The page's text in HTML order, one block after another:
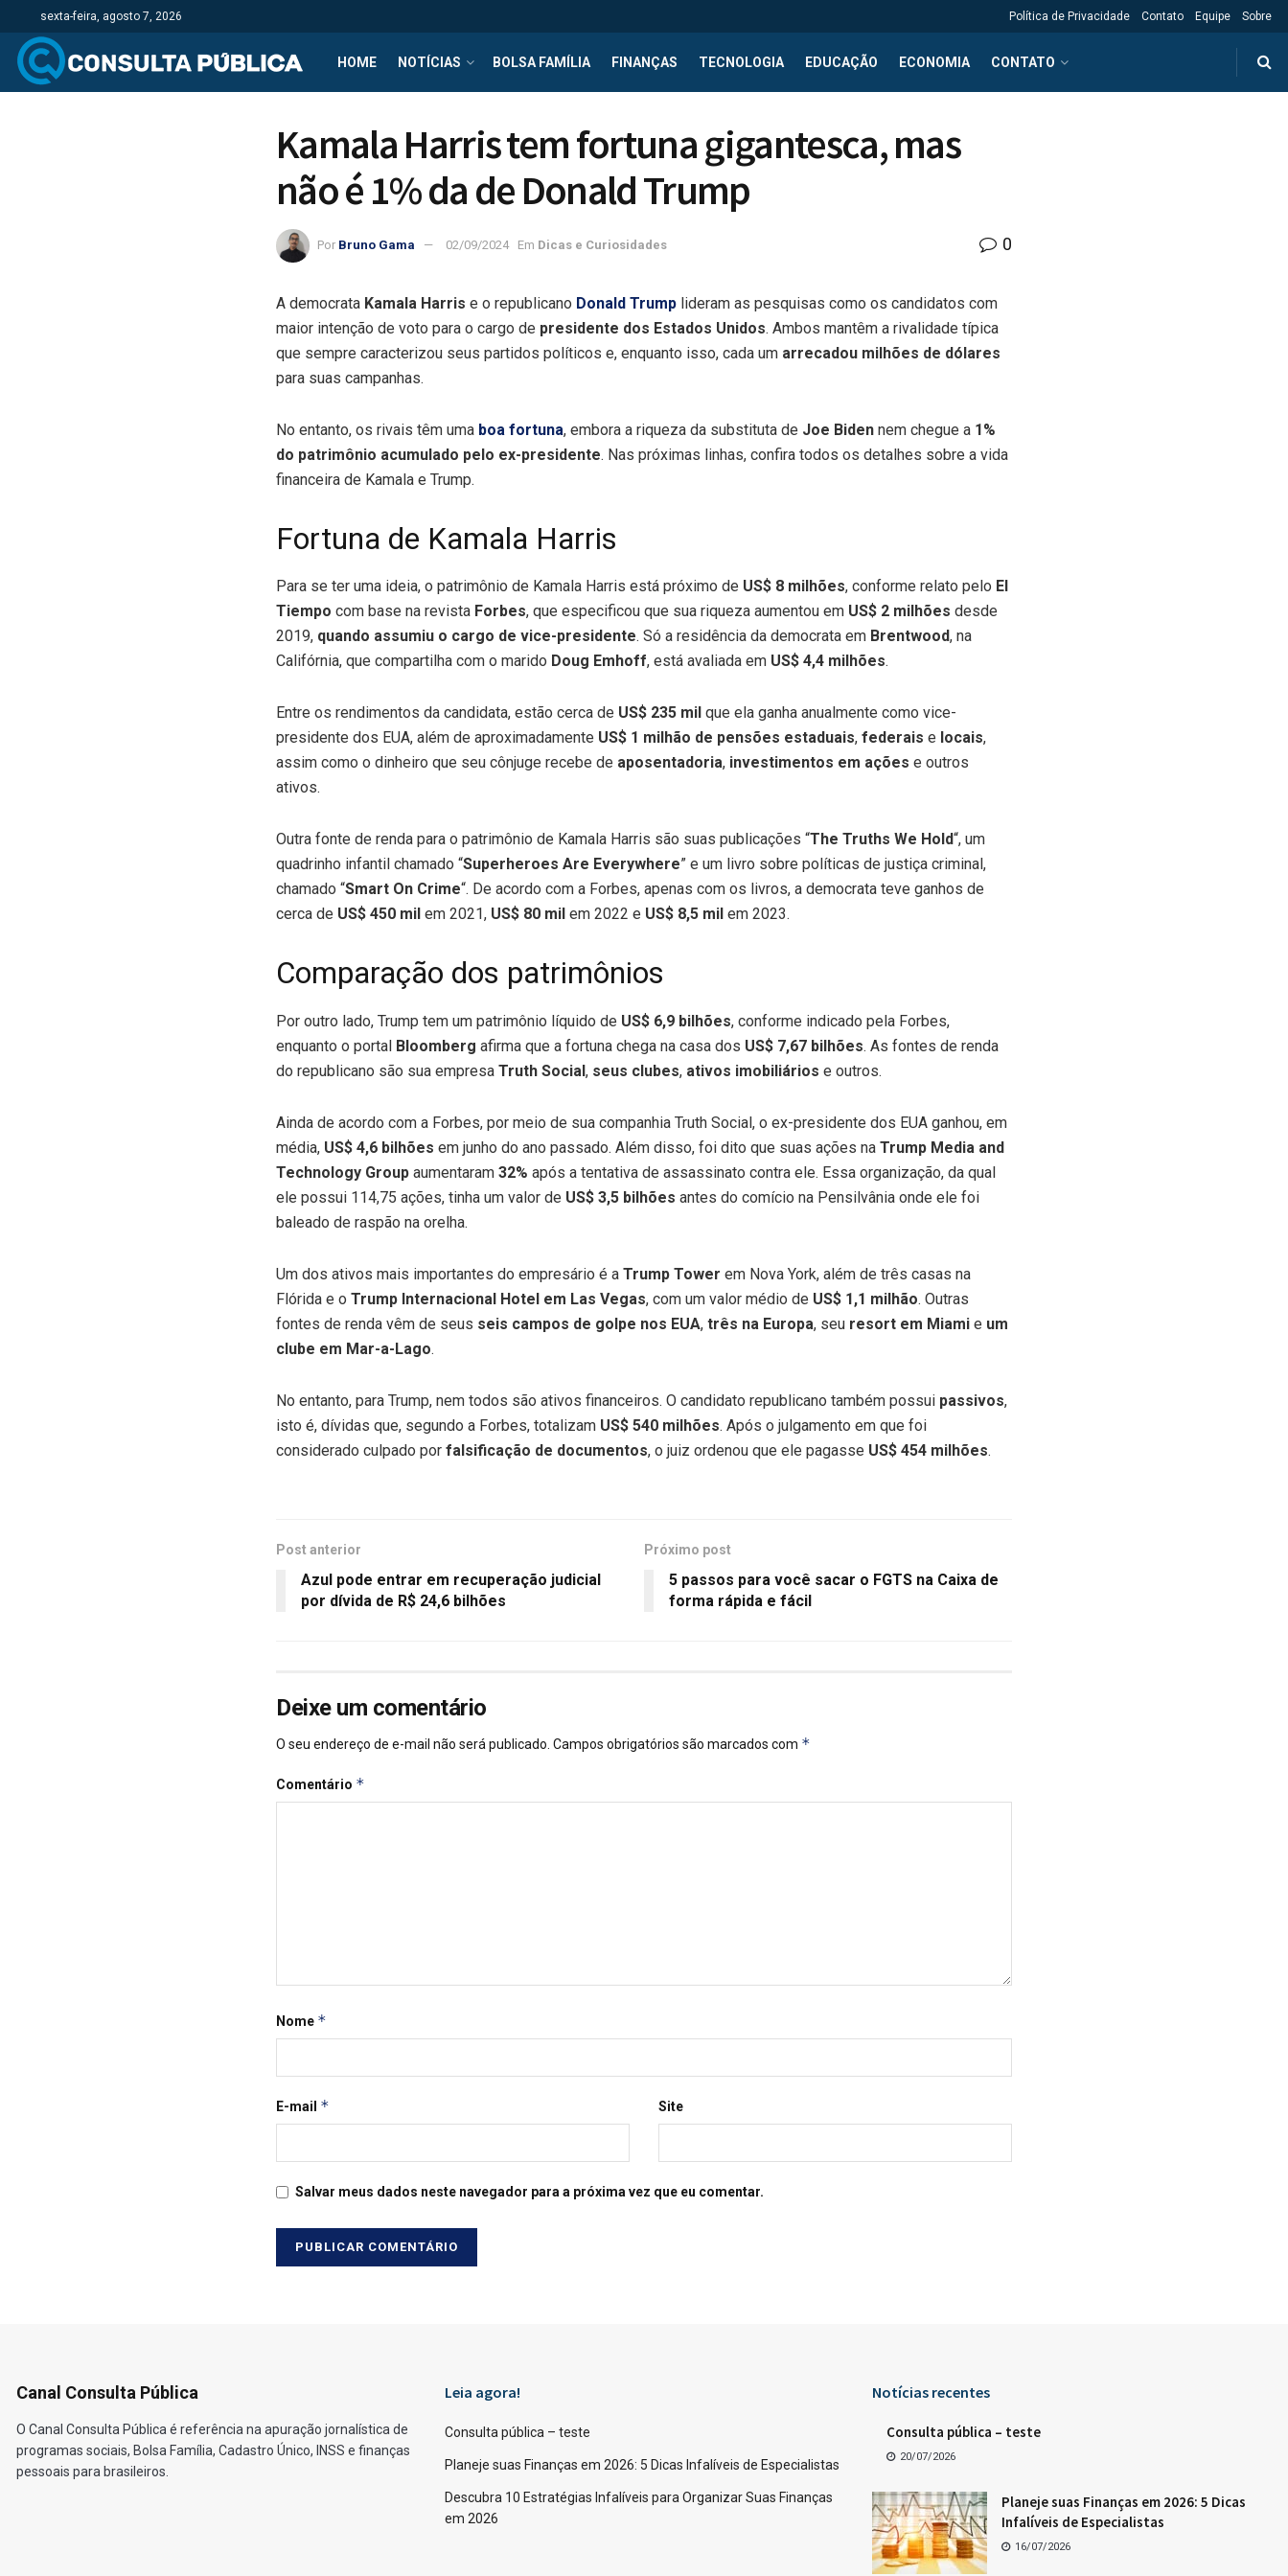
sexta-feira, agosto 7, 2026 Política de Privacidade Contato Equipe Sobre
HOME NOTÍCIAS BOLSA FAMÍLIA FINANÇAS TECNOLOGIA EDUCAÇÃO ECONOMIA CONTATO
Kamala Harris tem fortuna gigantesca, mas
não é 1% da de Donald Trump
Por Bruno Gama 02/09/2024 Em Dicas e Curiosidades 0
A democrata Kamala Harris e o republicano Donald Trump lideram as pesquisas como os candidatos com
maior intenção de voto para o cargo de presidente dos Estados Unidos. Ambos mantêm a rivalidade típica
que sempre caracterizou seus partidos políticos e, enquanto isso, cada um arrecadou milhões de dólares
para suas campanhas.
No entanto, os rivais têm uma boa fortuna, embora a riqueza da substituta de Joe Biden nem chegue a 1%
do patrimônio acumulado pelo ex-presidente. Nas próximas linhas, confira todos os detalhes sobre a vida
financeira de Kamala e Trump.
Fortuna de Kamala Harris
Para se ter uma ideia, o patrimônio de Kamala Harris está próximo de US$ 8 milhões, conforme relato pelo El
Tiempo com base na revista Forbes, que especificou que sua riqueza aumentou em US$ 2 milhões desde
2019, quando assumiu o cargo de vice-presidente. Só a residência da democrata em Brentwood, na
Califórnia, que compartilha com o marido Doug Emhoff, está avaliada em US$ 4,4 milhões.
Entre os rendimentos da candidata, estão cerca de US$ 235 mil que ela ganha anualmente como vice-
presidente dos EUA, além de aproximadamente US$ 1 milhão de pensões estaduais, federais e locais,
assim como o dinheiro que seu cônjuge recebe de aposentadoria, investimentos em ações e outros
ativos.
Outra fonte de renda para o patrimônio de Kamala Harris são suas publicações “The Truths We Hold“, um
quadrinho infantil chamado “Superheroes Are Everywhere” e um livro sobre políticas de justiça criminal,
chamado “Smart On Crime“. De acordo com a Forbes, apenas com os livros, a democrata teve ganhos de
cerca de US$ 450 mil em 2021, US$ 80 mil em 2022 e US$ 8,5 mil em 2023.
Comparação dos patrimônios
Por outro lado, Trump tem um patrimônio líquido de US$ 6,9 bilhões, conforme indicado pela Forbes,
enquanto o portal Bloomberg afirma que a fortuna chega na casa dos US$ 7,67 bilhões. As fontes de renda
do republicano são sua empresa Truth Social, seus clubes, ativos imobiliários e outros.
Ainda de acordo com a Forbes, por meio de sua companhia Truth Social, o ex-presidente dos EUA ganhou, em
média, US$ 4,6 bilhões em junho do ano passado. Além disso, foi dito que suas ações na Trump Media and
Technology Group aumentaram 32% após a tentativa de assassinato contra ele. Essa organização, da qual
ele possui 114,75 ações, tinha um valor de US$ 3,5 bilhões antes do comício na Pensilvânia onde ele foi
baleado de raspão na orelha.
Um dos ativos mais importantes do empresário é a Trump Tower em Nova York, além de três casas na
Flórida e o Trump Internacional Hotel em Las Vegas, com um valor médio de US$ 1,1 milhão. Outras
fontes de renda vêm de seus seis campos de golpe nos EUA, três na Europa, seu resort em Miami e um
clube em Mar-a-Lago.
No entanto, para Trump, nem todos são ativos financeiros. O candidato republicano também possui passivos,
isto é, dívidas que, segundo a Forbes, totalizam US$ 540 milhões. Após o julgamento em que foi
considerado culpado por falsificação de documentos, o juiz ordenou que ele pagasse US$ 454 milhões.
Post anterior
Azul pode entrar em recuperação judicial
por dívida de R$ 24,6 bilhões
Próximo post
5 passos para você sacar o FGTS na Caixa de
forma rápida e fácil
Deixe um comentário
O seu endereço de e-mail não será publicado. Campos obrigatórios são marcados com *
Comentário *
Nome *
E-mail * Site
Salvar meus dados neste navegador para a próxima vez que eu comentar.
Canal Consulta Pública
O Canal Consulta Pública é referência na apuração jornalística de
programas sociais, Bolsa Família, Cadastro Único, INSS e finanças
pessoais para brasileiros.
Leia agora!
Consulta pública – teste
Planeje suas Finanças em 2026: 5 Dicas Infalíveis de Especialistas
Descubra 10 Estratégias Infalíveis para Organizar Suas Finanças
em 2026
Notícias recentes
Consulta pública – teste
20/07/2026
Planeje suas Finanças em 2026: 5 Dicas
Infalíveis de Especialistas
16/07/2026